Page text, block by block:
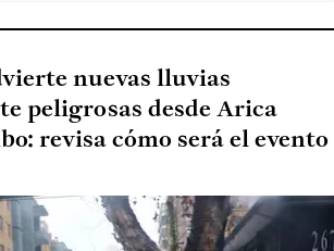
nuevas lluvias
peligrosas desde Arica
revisa cómo será el evento